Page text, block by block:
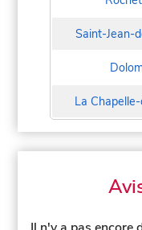
Saint-Jean-
La